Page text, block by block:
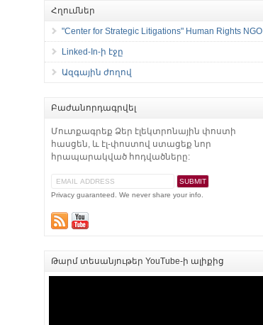
Հղումներ
"Center for Strategic Litigations" Human Rights NGO
Linked-In-ի էջը
Ազգային ժողով
Բաժանորդագրվել
Մուտքագրեք Ձեր էլեկտրոնային փոստի
հասցեն, և էլ-փոստով ստացեք նոր
հրապարակված հոդվածները:
Privacy guaranteed. We never share your info.
Թարմ տեսանյութեր YouTube-ի ալիքից